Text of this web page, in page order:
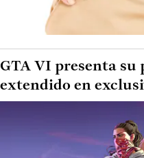
GTA VI presenta
extendido en